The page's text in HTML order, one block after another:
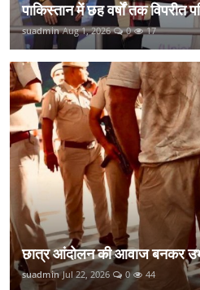
पाकिस्तान में छह वर्षों तक विपरीत
suadmin Aug 1, 2026 0 17
छात्र आंदोलन की आवाज बनकर
suadmin Jul 22, 2026 0 44